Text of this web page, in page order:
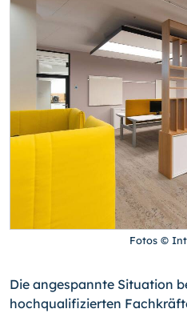
Fotos ©
Die angespannte Situation
hochqualifizierten